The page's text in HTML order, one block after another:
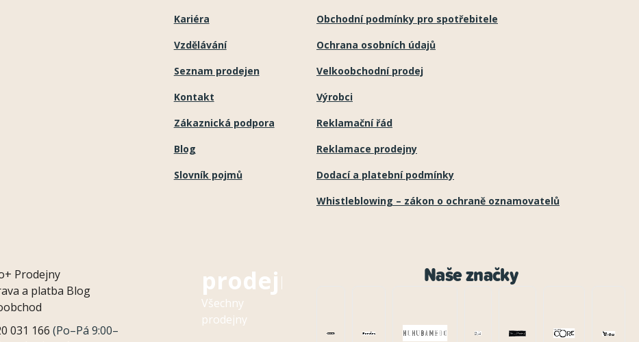
v
k
y
v
ý
p
u
Kariéra
Vzdělávání
Seznam prodejen
Kontakt
Zákaznická podpora
Blog
Slovník pojmů
Obchodní podmínky pro spotřebitele
Ochrana osobních údajů
Velkoobchodní prodej
Výrobci
Reklamační řád
Reklamace prodejny
Dodací a platební podmínky
Whistleblowing – zákon o ochraně oznamovatelů
Prodejny
a platba Blog
031 166 (Po–Pá 9:00–
prodejny
Všechny
prodejny
Naše značky